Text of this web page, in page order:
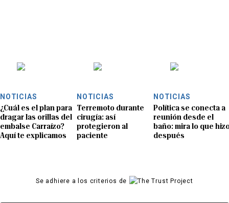
NOTICIAS
¿Cuál es el plan para
dragar las orillas del
embalse Carraízo?
Aquí te explicamos
NOTICIAS
Terremoto durante
cirugía: así
protegieron al
paciente
NOTICIAS
Política se conecta a
reunión desde el
baño: mira lo que
después
Se adhiere a los criterios de